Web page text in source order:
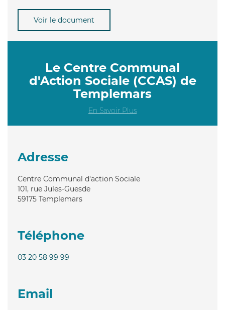
Voir le document
Le Centre Communal
d'Action Sociale (CCAS) de
Templemars
En Savoir Plus
Adresse
Centre Communal d'action Sociale
101, rue Jules-Guesde
59175 Templemars
Téléphone
03 20 58 99 99
Email